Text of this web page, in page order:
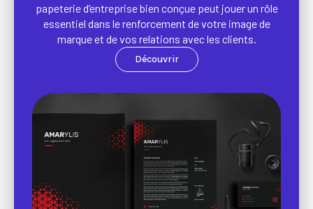
papeterie d’entreprise bien conçue peut jouer un rôle
essentiel dans le renforcement de votre image de
marque et de vos relations avec les clients.
Découvrir